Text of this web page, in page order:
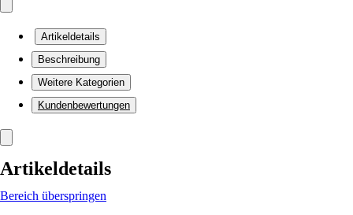
Artikeldetails
Beschreibung
Weitere Kategorien
Kundenbewertungen
Artikeldetails
Bereich überspringen